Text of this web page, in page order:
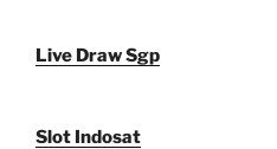
Live Draw Sgp
Slot Indosat